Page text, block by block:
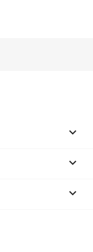


keyboard_arrow_down